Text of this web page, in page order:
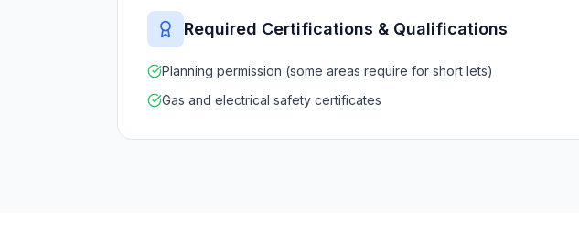
Required Certifications & Qualifications
Planning permission (some areas require for short lets)
Gas and electrical safety certificates